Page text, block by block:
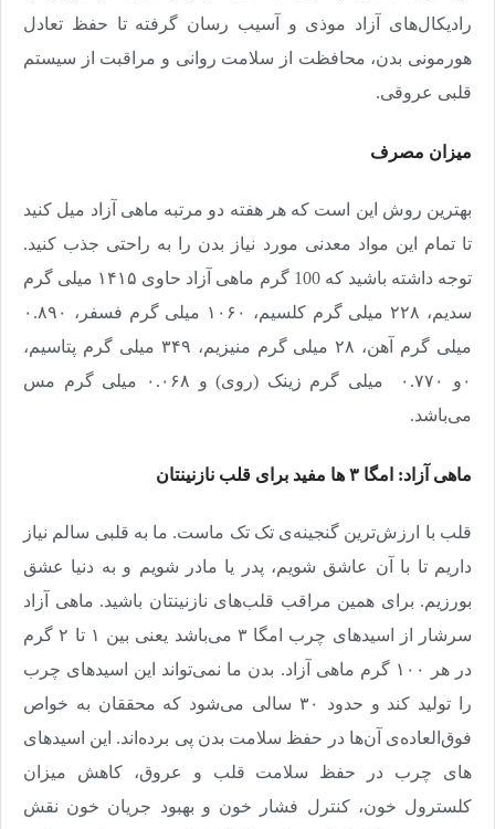
رادیکال‌های آزاد موذی و آسیب رسان گرفته تا حفظ تعادل
هورمونی بدن، محافظت از سلامت روانی و مراقبت از سیستم
قلبی عروقی.
میزان مصرف
بهترین روش این است که هر هفته دو مرتبه ماهی آزاد میل کنید
تا تمام این مواد معدنی مورد نیاز بدن را به راحتی جذب کنید.
توجه داشته باشید که 100 گرم ماهی آزاد حاوی ۱۴۱۵ میلی گرم
سدیم، ۲۲۸ میلی گرم کلسیم، ۱۰۶۰ میلی گرم فسفر، ۰.۸۹۰
میلی گرم آهن، ۲۸ میلی گرم منیزیم، ۳۴۹ میلی گرم پتاسیم،
۰و ۰.۷۷۰ میلی گرم زینک (روی) و ۰.۰۶۸ میلی گرم مس
می‌باشد.
ماهی آزاد: امگا ۳ ها مفید برای قلب نازنینتان
قلب با ارزش‌ترین گنجینه‌ی تک تک ماست. ما به قلبی سالم نیاز
داریم تا با آن عاشق شویم، پدر یا مادر شویم و به دنیا عشق
بورزیم. برای همین مراقب قلب‌های نازنینتان باشید. ماهی آزاد
سرشار از اسیدهای چرب امگا ۳ می‌باشد یعنی بین ۱ تا ۲ گرم
در هر ۱۰۰ گرم ماهی آزاد. بدن ما نمی‌تواند این اسیدهای چرب
را تولید کند و حدود ۳۰ سالی می‌شود که محققان به خواص
فوق‌العاده‌ی آن‌ها در حفظ سلامت بدن پی برده‌اند. این اسیدهای
های چرب در حفظ سلامت قلب و عروق، کاهش میزان
کلسترول خون، کنترل فشار خون و بهبود جریان خون نقش